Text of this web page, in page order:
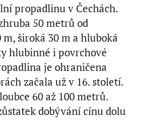
propadlinu v Čechách.
50 metrů od
široká 30 m a hluboká
hlubinné i povrchové
je ohraničena
začala už v 16. století.
60 až 100 metrů.
dobývání cínu dolu